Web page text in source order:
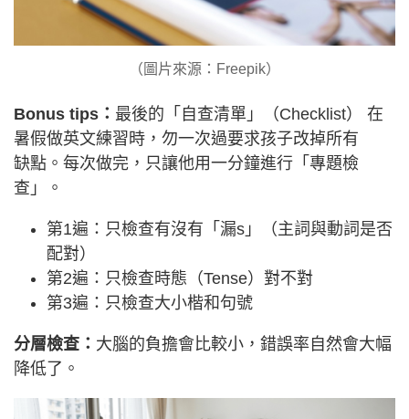
（圖片來源：Freepik）
Bonus tips： 最後的「自查清單」（Checklist） 在
暑假做英文練習時，勿一次過要求孩子改掉所有
缺點。每次做完，只讓他用一分鐘進行「專題檢
查」。
第1遍：只檢查有沒有「漏s」（主詞與動詞是否
配對）
第2遍：只檢查時態（Tense）對不對
第3遍：只檢查大小楷和句號
分層檢查： 大腦的負擔會比較小，錯誤率自然會大幅
降低了。